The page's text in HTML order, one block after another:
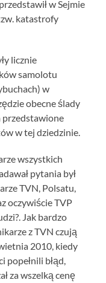
w Sejmie
katastrofy
licznie
samolotu
w
obecne ślady
przedstawione
w tej dziedzinie.
wszystkich
pytania był
TVN, Polsatu,
oczywiście TVP
Jak bardzo
z TVN czują
2010, kiedy
popełnili błąd,
za wszelką cenę